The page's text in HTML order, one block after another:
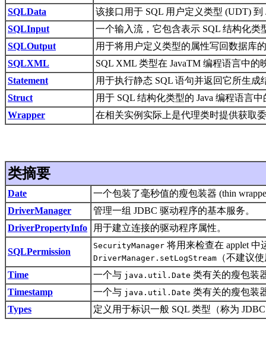
SQLData
该接口用于 SQL 用户定义类型 (UDT)
SQLInput
一个输入流，它包含表示 SQL 结构化
SQLOutput
用于将用户定义类型的属性写回数据库
SQLXML
SQL XML 类型在 JavaTM 编程语言中的
Statement
用于执行静态 SQL 语句并返回它所生成
Struct
用于 SQL 结构化类型的 Java 编程语言
Wrapper
在相关实例实际上是代理类时提供获取
类摘要
Date
一个包装了毫秒值的瘦包装器 (thin
DriverManager
管理一组 JDBC 驱动程序的基本服务。
DriverPropertyInfo
用于建立连接的驱动程序属性。
SQLPermission
SecurityManager 将用来检查在 applet
DriverManager.setLogStream （不建议
Time
一个与 java.util.Date 类有关的瘦包装
Timestamp
一个与 java.util.Date 类有关的瘦包装
Types
定义用于标识一般 SQL 类型（称为